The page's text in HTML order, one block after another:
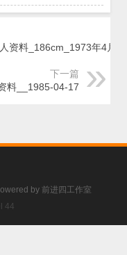
资料_186cm_1973年4月14
下一篇
料__1985-04-17
by 前进四工作室
44